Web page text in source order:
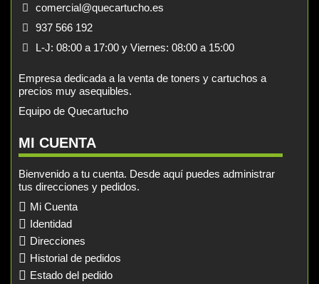
comercial@quecartucho.es
937 566 192
L-J: 08:00 a 17:00 y Viernes: 08:00 a 15:00
Empresa dedicada a la venta de toners y cartuchos a
precios muy asequibles.
Equipo de Quecartucho
MI CUENTA
Bienvenido a tu cuenta. Desde aquí puedes administrar
tus direcciones y pedidos.
Mi Cuenta
Identidad
Direcciones
Historial de pedidos
Estado del pedido